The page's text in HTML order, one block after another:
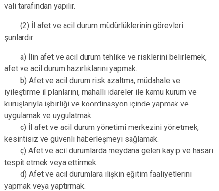
vali tarafından yapılır.
(2) İl afet ve acil durum müdürlüklerinin görevleri
şunlardır:
a) İlin afet ve acil durum tehlike ve risklerini belirlemek,
afet ve acil durum hazırlıklarını yapmak.
b) Afet ve acil durum risk azaltma, müdahale ve
iyileştirme il planlarını, mahalli idareler ile kamu kurum ve
kuruşlarıyla işbirliği ve koordinasyon içinde yapmak ve
uygulamak ve uygulatmak.
c) İl afet ve acil durum yönetimi merkezini yönetmek,
kesintisiz ve güvenli haberleşmeyi sağlamak.
ç) Afet ve acil durumlarda meydana gelen kayıp ve hasarı
tespit etmek veya ettirmek.
d) Afet ve acil durumlara ilişkin eğitim faaliyetlerini
yapmak veya yaptırmak.